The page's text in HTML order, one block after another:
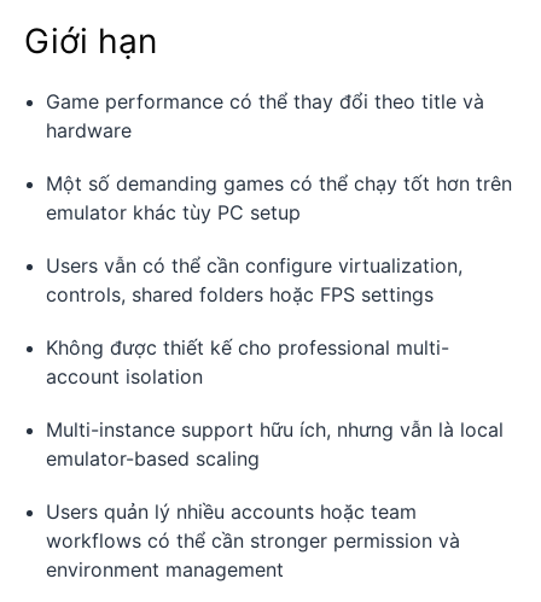
Giới hạn
Game performance có thể thay đổi theo title và
hardware
Một số demanding games có thể chạy tốt hơn trên
emulator khác tùy PC setup
Users vẫn có thể cần configure virtualization,
controls, shared folders hoặc FPS settings
Không được thiết kế cho professional multi-
account isolation
Multi-instance support hữu ích, nhưng vẫn là local
emulator-based scaling
Users quản lý nhiều accounts hoặc team
workflows có thể cần stronger permission và
environment management